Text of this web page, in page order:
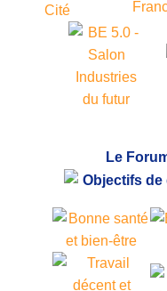
Le